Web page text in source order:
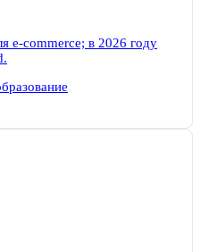
e-commerce; в 2026 году